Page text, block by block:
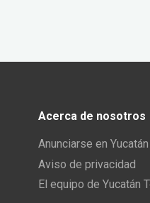
Acerca de nosotros
Anunciarse en
Aviso de privacidad
El equipo de Yucatán